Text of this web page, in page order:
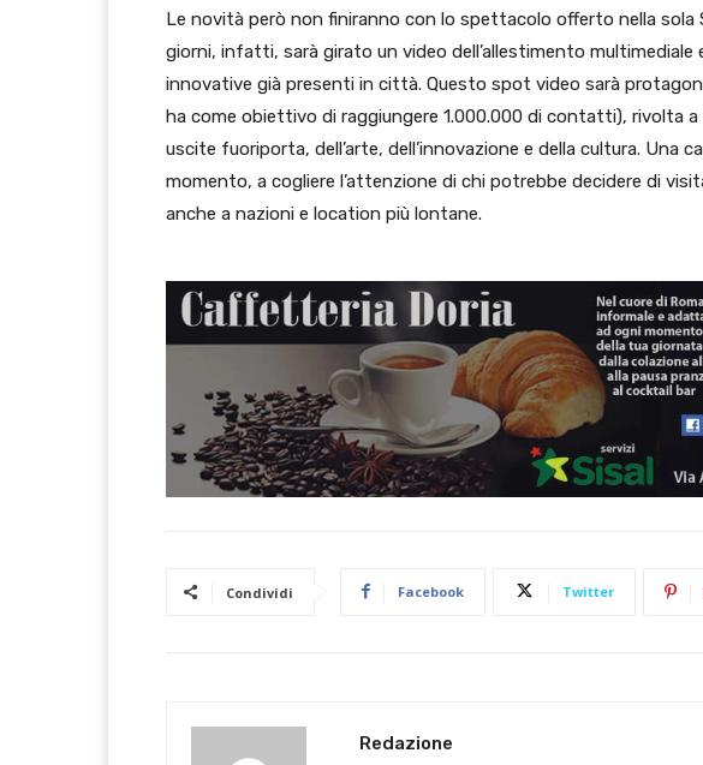
Le novità però non finiranno con lo spettacolo offerto nella sola
giorni, infatti, sarà girato un video dell’allestimento
innovative già presenti in città. Questo spot video sarà
ha come obiettivo di raggiungere 1.000.000 di contatti), rivolta
uscite fuoriporta, dell’arte, dell’innovazione e della cultura. Una
momento, a cogliere l’attenzione di chi potrebbe decidere di
anche a nazioni e location più lontane.
Condividi Facebook Twitter
Redazione